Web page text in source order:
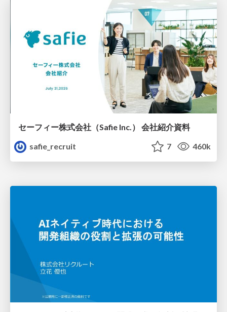
セーフィー株式会社（Safie Inc.） 会社紹介資料
safie_recruit
7 460k